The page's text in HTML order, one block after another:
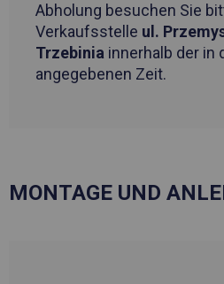
Abholung besuchen Sie
Verkaufsstelle ul.
Trzebinia innerhalb der in
angegebenen Zeit.
MONTAGE UND